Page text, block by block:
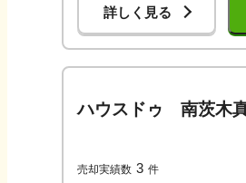
詳しく見る
ハウスドゥ 南茨木
売却実績数 3 件